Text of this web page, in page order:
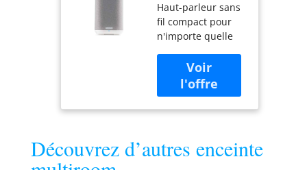
avec HEOS, Wi-
FI, Bluetooth,
USB, AirPlay 2,
Audio Haute
Résolution -
Blanc
Haut-parleur sans
fil compact pour
n'importe quelle
Denon Sound
Options de
diffusion étendues
3 touches de
préférées
Découvrez d’autres enceinte